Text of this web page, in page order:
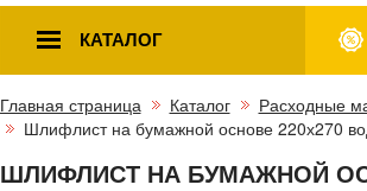
КАТАЛОГ
Главная страница Каталог Расходные
Шлифлист на бумажной основе 220х270
ШЛИФЛИСТ НА БУМАЖНОЙ